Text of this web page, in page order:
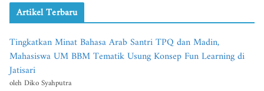
Artikel Terbaru
Tingkatkan Minat Bahasa Arab Santri TPQ dan Madin,
Mahasiswa UM BBM Tematik Usung Konsep Fun Learning di
Jatisari
oleh Diko Syahputra